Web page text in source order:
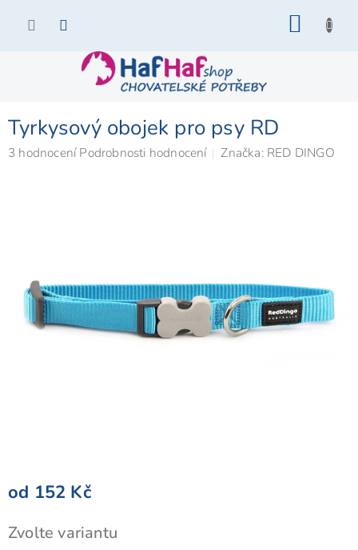
Tyrkysový obojek pro psy RD
Průměrné
hvězdiček.
3 hodnocení Podrobnosti hodnocení Značka: RED DINGO
od 152 Kč
cena:
Zvolte variantu